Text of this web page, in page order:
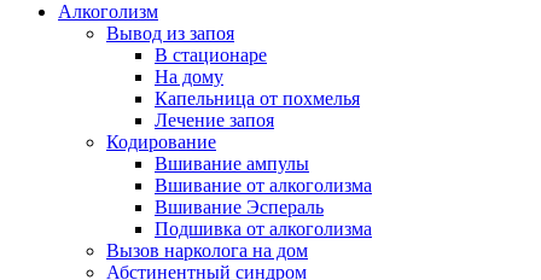
Алкоголизм
Вывод из запоя
В стационаре
На дому
Капельница от похмелья
Лечение запоя
Кодирование
Вшивание ампулы
Вшивание от алкоголизма
Вшивание Эспераль
Подшивка от алкоголизма
Вызов нарколога на дом
Абстинентный синдром